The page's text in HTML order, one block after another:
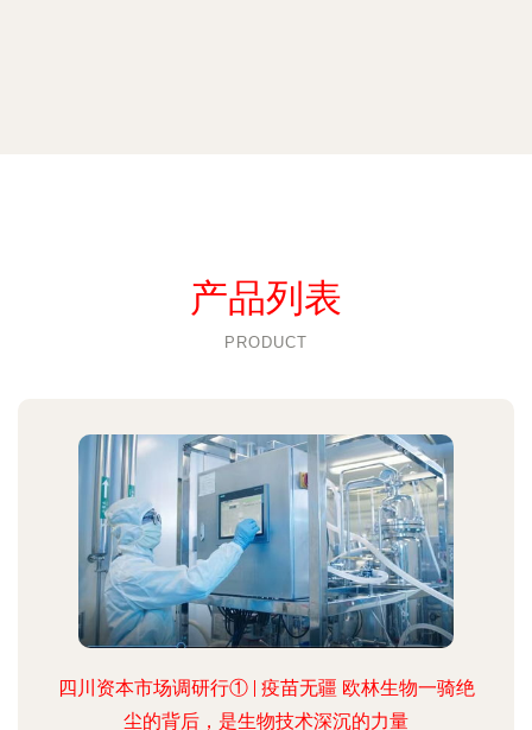
产品列表
PRODUCT
四川资本市场调研行① | 疫苗无疆 欧林生物一骑绝
尘的背后，是生物技术深沉的力量